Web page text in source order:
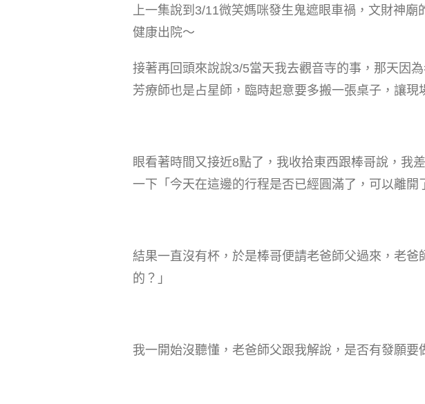
上一集說到3/11微笑媽咪發生鬼遮眼車禍，文財神
健康出院～
接著再回頭來說說3/5當天我去觀音寺的事，那天因
芳療師也是占星師，臨時起意要多搬一張桌子，讓
眼看著時間又接近8點了，我收拾東西跟棒哥說，我
一下「今天在這邊的行程是否已經圓滿了，可以離開
結果一直沒有杯，於是棒哥便請老爸師父過來，老
的？」
我一開始沒聽懂，老爸師父跟我解說，是否有發願要